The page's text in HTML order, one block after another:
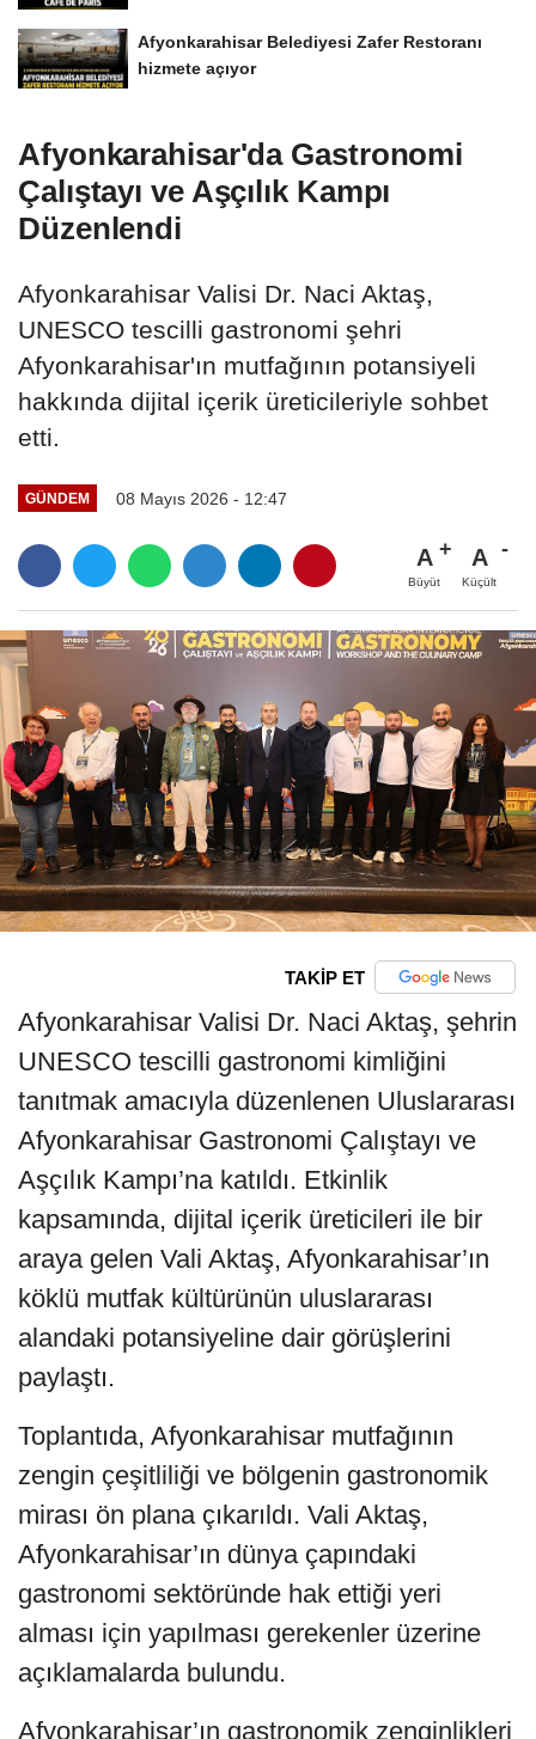
Afyonkarahisar Belediyesi Zafer Restoranı
hizmete açıyor
Afyonkarahisar'da Gastronomi
Çalıştayı ve Aşçılık Kampı
Düzenlendi
Afyonkarahisar Valisi Dr. Naci Aktaş,
UNESCO tescilli gastronomi şehri
Afyonkarahisar'ın mutfağının potansiyeli
hakkında dijital içerik üreticileriyle sohbet
etti.
GÜNDEM 08 Mayıs 2026 - 12:47
A
Büyüt
A
Küçült
TAKİP ET
Afyonkarahisar Valisi Dr. Naci Aktaş, şehrin
UNESCO tescilli gastronomi kimliğini
tanıtmak amacıyla düzenlenen Uluslararası
Afyonkarahisar Gastronomi Çalıştayı ve
Aşçılık Kampı’na katıldı. Etkinlik
kapsamında, dijital içerik üreticileri ile bir
araya gelen Vali Aktaş, Afyonkarahisar’ın
köklü mutfak kültürünün uluslararası
alandaki potansiyeline dair görüşlerini
paylaştı.
Toplantıda, Afyonkarahisar mutfağının
zengin çeşitliliği ve bölgenin gastronomik
mirası ön plana çıkarıldı. Vali Aktaş,
Afyonkarahisar’ın dünya çapındaki
gastronomi sektöründe hak ettiği yeri
alması için yapılması gerekenler üzerine
açıklamalarda bulundu.
Afyonkarahisar’ın gastronomik zenginlikleri